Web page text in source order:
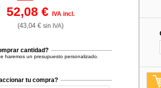
52,08 €IVA incl.
(43,04 €sin IVA)
cantidad?
haremos un presupuesto personalizado.
tu compra?